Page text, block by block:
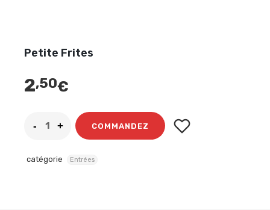
Petite Frites
2,50€
COMMANDEZ
catégorie Entrées